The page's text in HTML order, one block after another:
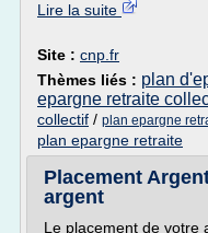
Lire la suite
Site : cnp.fr
Thèmes liés : plan
epargne retraite
collectif / plan epargne
plan epargne retraite
Placement
argent
Le placement de votre